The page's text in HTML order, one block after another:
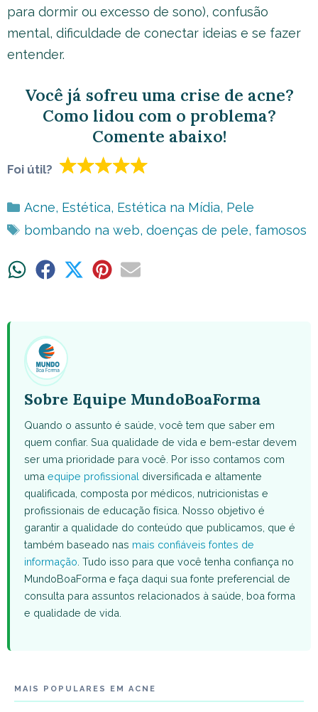
para dormir ou excesso de sono), confusão
mental, dificuldade de conectar ideias e se fazer
entender.
Você já sofreu uma crise de acne?
Como lidou com o problema?
Comente abaixo!
Foi útil?
Categorias
Acne, Estética, Estética na Mídia, Pele
Tags
bombando na web, doenças de pele, famosos
ShareShare ShareShareShare
Sobre Equipe MundoBoaForma
Quando o assunto é saúde, você tem que saber em
quem confiar. Sua qualidade de vida e bem-estar devem
ser uma prioridade para você. Por isso contamos com
uma equipe profissional diversificada e altamente
qualificada, composta por médicos, nutricionistas e
profissionais de educação física. Nosso objetivo é
garantir a qualidade do conteúdo que publicamos, que é
também baseado nas mais confiáveis fontes de
informação . Tudo isso para que você tenha confiança no
MundoBoaForma e faça daqui sua fonte preferencial de
consulta para assuntos relacionados à saúde, boa forma
e qualidade de vida.
MAIS POPULARES EM ACNE